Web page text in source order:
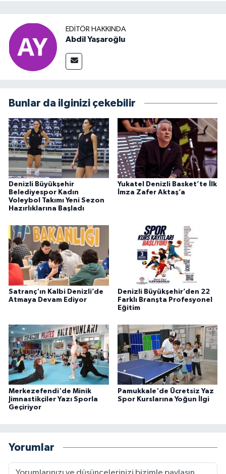
EDITÖR HAKKINDA
Abdil Yaşaroğlu
Bunlar da ilginizi çekebilir
Denizli Büyükşehir
Belediyespor Kadın
Voleybol Takımı Yeni Sezon
Hazırlıklarına Başladı
Yukatel Denizli Basket’te İlk
İmza Zafer Aktaş’a
Satranç'ın Kalbi Denizli’de
Atmaya Devam Ediyor
Denizli Büyükşehir’den 22
Farklı Branşta Profesyonel
Eğitim
Merkezefendi'de Minik
Jimnastikçiler Yazı Sporla
Geçiriyor
Pamukkale'de Ücretsiz Yaz
Spor Kurslarına Yoğun İlgi
Yorumlar